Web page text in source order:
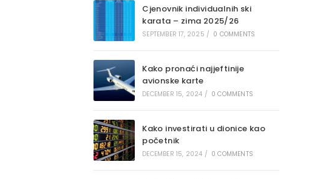
Cjenovnik individualnih ski
karata – zima 2025/26
SEPTEMBER 17, 2025 / 0 COMMENTS
Kako pronaći najjeftinije
avionske karte
DECEMBER 15, 2024 / 0 COMMENTS
Kako investirati u dionice kao
početnik
DECEMBER 15, 2024 / 0 COMMENTS